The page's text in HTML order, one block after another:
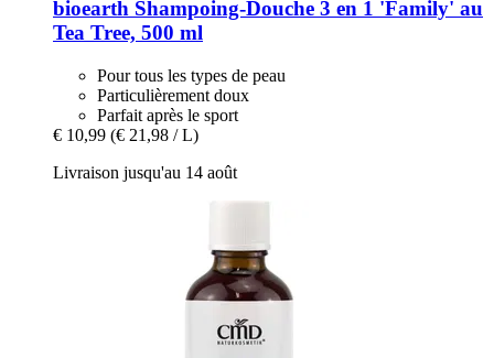
bioearth Shampoing-​Douche 3 en 1 'Family' au
Tea Tree, 500 ml
Pour tous les types de peau
Particulièrement doux
Parfait après le sport
€ 10,99 (€ 21,98 / L)
Livraison jusqu'au 14 août